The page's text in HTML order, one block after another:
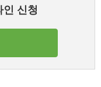
인 신청